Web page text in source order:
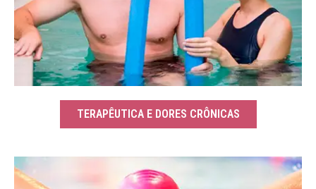
TERAPÊUTICA E DORES CRÔNICAS